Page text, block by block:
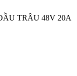
TRÂU 48V 20A